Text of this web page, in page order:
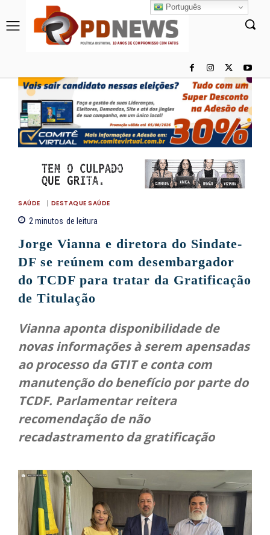
SAÚDE DESTAQUE SAÚDE
2minutos de leitura
Jorge Vianna e diretora do Sindate-
DF se reúnem com desembargador
do TCDF para tratar da Gratificação
de Titulação
Vianna aponta disponibilidade de
novas informações à serem apensadas
ao processo da GTIT e conta com
manutenção do benefício por parte do
TCDF. Parlamentar reitera
recomendação de não
recadastramento da gratificação
Português